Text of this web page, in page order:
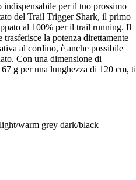
per il tuo prossimo
del Trail Trigger Shark, il primo
al 100% per il trail running. Il
la potenza direttamente
al cordino, è anche possibile
Con una dimensione di
g per una lunghezza di 120 cm, ti
warm grey dark/black